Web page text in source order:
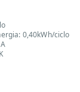
0,40kWh/ciclo